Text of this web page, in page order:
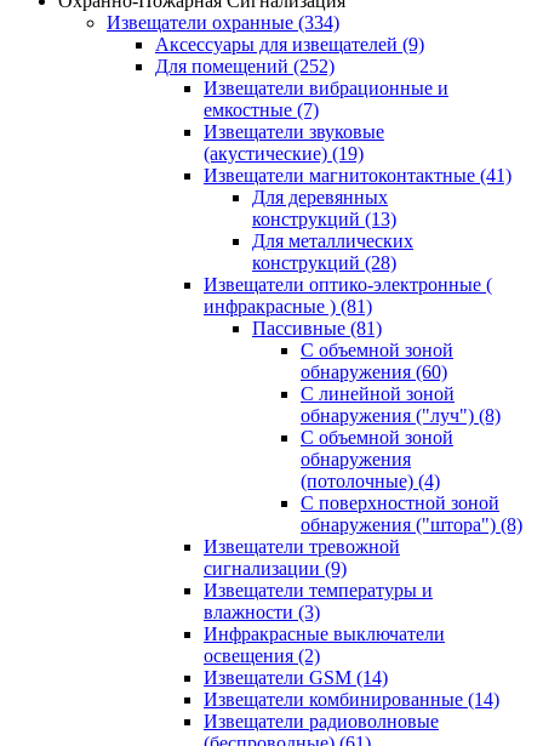
Извещатели охранные (334)
Аксессуары для извещателей (9)
Для помещений (252)
Извещатели вибрационные и
емкостные (7)
Извещатели звуковые
(акустические) (19)
Извещатели магнитоконтактные (41)
Для деревянных
конструкций (13)
Для металлических
конструкций (28)
Извещатели оптико-электронные (
инфракрасные ) (81)
Пассивные (81)
С объемной зоной
обнаружения (60)
С линейной зоной
обнаружения ("луч") (8)
С объемной зоной
обнаружения
(потолочные) (4)
С поверхностной зоной
обнаружения ("штора") (8)
Извещатели тревожной
сигнализации (9)
Извещатели температуры и
влажности (3)
Инфракрасные выключатели
освещения (2)
Извещатели GSM (14)
Извещатели комбинированные (14)
Извещатели радиоволновые